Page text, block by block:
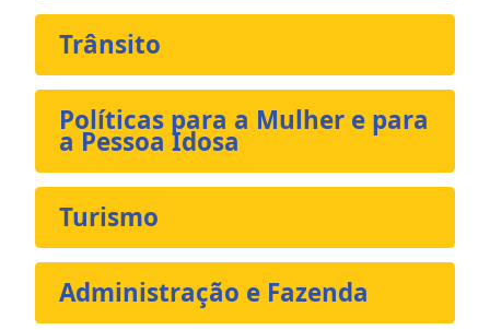
Trânsito
Políticas para a Mulher e para
a Pessoa Idosa
Turismo
Administração e Fazenda